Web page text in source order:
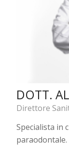
DOTT.
Direttore
Specialista in